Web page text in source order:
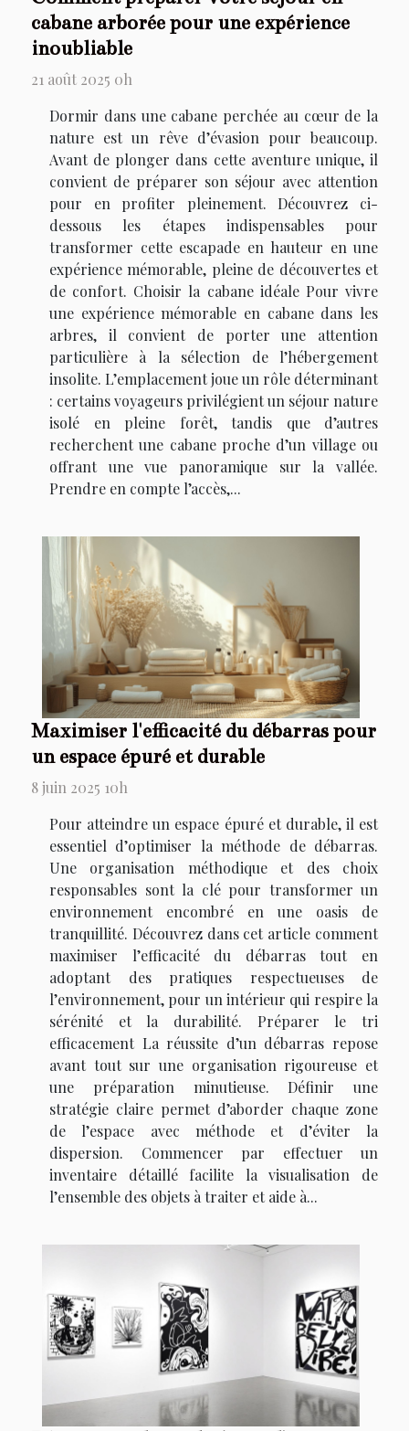
cabane arborée pour une expérience
inoubliable
21 août 2025 0h
Dormir dans une cabane perchée au cœur de la
nature est un rêve d’évasion pour beaucoup.
Avant de plonger dans cette aventure unique, il
convient de préparer son séjour avec attention
pour en profiter pleinement. Découvrez ci-
dessous les étapes indispensables pour
transformer cette escapade en hauteur en une
expérience mémorable, pleine de découvertes et
de confort. Choisir la cabane idéale Pour vivre
une expérience mémorable en cabane dans les
arbres, il convient de porter une attention
particulière à la sélection de l’hébergement
insolite. L’emplacement joue un rôle déterminant
: certains voyageurs privilégient un séjour nature
isolé en pleine forêt, tandis que d’autres
recherchent une cabane proche d’un village ou
offrant une vue panoramique sur la vallée.
Prendre en compte l’accès,...
Maximiser l'efficacité du débarras pour
un espace épuré et durable
8 juin 2025 10h
Pour atteindre un espace épuré et durable, il est
essentiel d’optimiser la méthode de débarras.
Une organisation méthodique et des choix
responsables sont la clé pour transformer un
environnement encombré en une oasis de
tranquillité. Découvrez dans cet article comment
maximiser l’efficacité du débarras tout en
adoptant des pratiques respectueuses de
l’environnement, pour un intérieur qui respire la
sérénité et la durabilité. Préparer le tri
efficacement La réussite d’un débarras repose
avant tout sur une organisation rigoureuse et
une préparation minutieuse. Définir une
stratégie claire permet d’aborder chaque zone
de l’espace avec méthode et d’éviter la
dispersion. Commencer par effectuer un
inventaire détaillé facilite la visualisation de
l’ensemble des objets à traiter et aide à...